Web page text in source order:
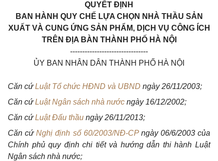
QUYẾT ĐỊNH
BAN HÀNH QUY CHẾ LỰA CHỌN NHÀ THẦU SẢN
XUẤT VÀ CUNG ỨNG SẢN PHẨM, DỊCH VỤ CÔNG ÍCH
TRÊN ĐỊA BÀN THÀNH PHỐ HÀ NỘI
--------------------------------
ỦY BAN NHÂN DÂN THÀNH PHỐ HÀ NỘI
Căn cứLuật Tổ chức HĐND và UBND ngày 26/11/2003;
Căn cứLuật Ngân sách nhà nước ngày 16/12/2002;
Căn cứLuật Đấu thầu ngày 26/11/2013;
Căn cứNghị định số 60/2003/NĐ-CPngày 06/6/2003 của
Chính phủ quy định chi tiết và hướng dẫn thi hành Luật
Ngân sách nhà nước;